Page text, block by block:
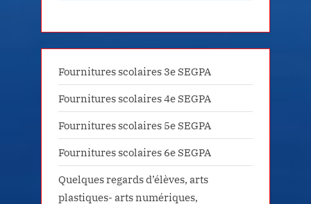
Fournitures scolaires 3e SEGPA
Fournitures scolaires 4e SEGPA
Fournitures scolaires 5e SEGPA
Fournitures scolaires 6e SEGPA
Quelques regards d’élèves, arts
plastiques- arts numériques,